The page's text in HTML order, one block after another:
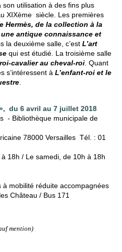
son utilisation à des fins plus
XIXème siècle. Les premières
Hermès, de la collection à la
une antique connaissance et
la deuxième salle, c’est L’art
qui est étudié. La troisième salle
cavalier au cheval-roi . Quant
s’intéressent à L’enfant-roi et le
du 6 avril au 7 juillet 2018
- Bibliothèque municipale de
78000 Versailles Tél. : 01
18h / Le samedi, de 10h à 18h
mobilité réduite accompagnées
Château / Bus 171
mention)